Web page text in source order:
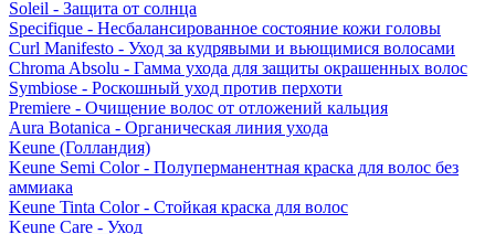
Soleil - Защита от солнца
Specifique - Несбалансированное состояние кожи головы
Curl Manifesto - Уход за кудрявыми и вьющимися волосами
Chroma Absolu - Гамма ухода для защиты окрашенных волос
Symbiose - Роскошный уход против перхоти
Premiere - Очищение волос от отложений кальция
Aura Botanica - Органическая линия ухода
Keune (Голландия)
Keune Semi Color - Полуперманентная краска для волос без
аммиака
Keune Tinta Color - Стойкая краска для волос
Keune Care - Уход